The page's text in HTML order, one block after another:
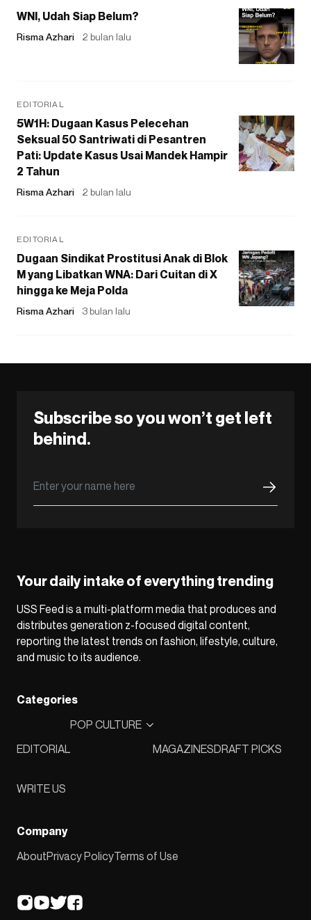
WNI, Udah Siap Belum?
Risma Azhari 2 bulan lalu
EDITORIAL
5W1H: Dugaan Kasus Pelecehan
Seksual 50 Santriwati di Pesantren
Pati: Update Kasus Usai Mandek Hampir
2 Tahun
Risma Azhari 2 bulan lalu
EDITORIAL
Dugaan Sindikat Prostitusi Anak di Blok
M yang Libatkan WNA: Dari Cuitan di X
hingga ke Meja Polda
Risma Azhari 3 bulan lalu
Subscribe so you won’t get left
behind.
Your daily intake of everything trending
USS Feed is a multi-platform media that produces and
distributes generation z-focused digital content,
reporting the latest trends on fashion, lifestyle, culture,
and music to its audience.
Categories
EDITORIAL
POP CULTURE
MAGAZINESDRAFT PICKS
WRITE US
Company
AboutPrivacy PolicyTerms of Use